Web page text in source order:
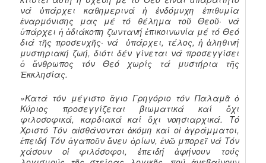
νά ὑπάρχει καθημερινά ἡ ἐνδόμυχη ἐπιθυμία
ἐναρμόνισης μας μέ τό θέλημα τοῦ Θεοῦ· νά
ὑπάρχει ἡ ἀδιάκοπη ζωντανή ἐπικοινωνία μέ τό Θεό
διά τῆς προσευχῆς· νά ὑπάρχει, τέλος, ἡ ἀληθινή
μυστηριακή ζωή, διότι δέν γίνεται νά προσεγγίσει
ὁ ἄνθρωπος τόν Θεό χωρίς τά μυστήρια τῆς
Ἐκκλησίας.
»Κατά τόν μέγιστο ἅγιο Γρηγόριο τόν Παλαμᾶ ὁ
Κύριος προσεγγίζεται βιωματικά καί ὄχι
φιλοσοφικά, καρδιακά καί ὄχι νοησιαρχικά. Τό
Χριστό Τόν αἰσθάνονται ἀκόμη καί οἱ ἀγράμματοι,
ἐπειδή Τόν ἀγαποῦν ἄνευ ὁρίων, ἐνῶ μπορεῖ νά Τόν
χάσουν οἱ φιλόσοφοι, ἐπειδή ἀφήνουν τούς